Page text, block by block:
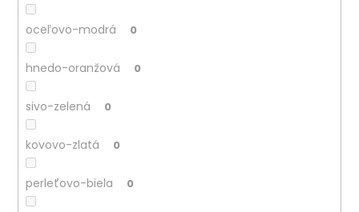
oceľovo-modrá 0
hnedo-oranžová 0
sivo-zelená 0
kovovo-zlatá 0
perleťovo-biela 0